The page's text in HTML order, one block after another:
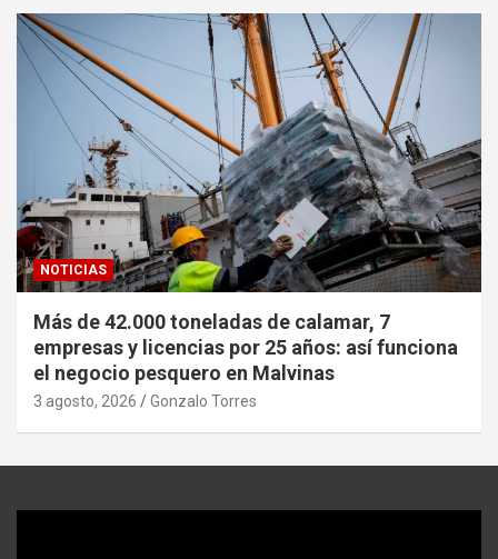
NOTICIAS
Más de 42.000 toneladas de calamar, 7
empresas y licencias por 25 años: así funciona
el negocio pesquero en Malvinas
3 agosto, 2026 Gonzalo Torres